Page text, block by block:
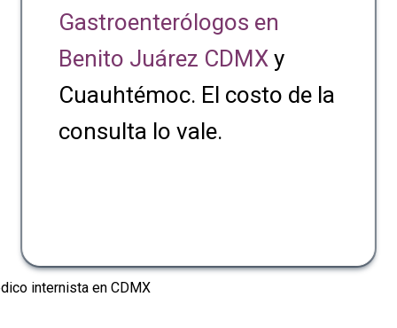
Gastroenterólogos en
Benito Juárez CDMX y
Cuauhtémoc. El costo de la
consulta lo vale.